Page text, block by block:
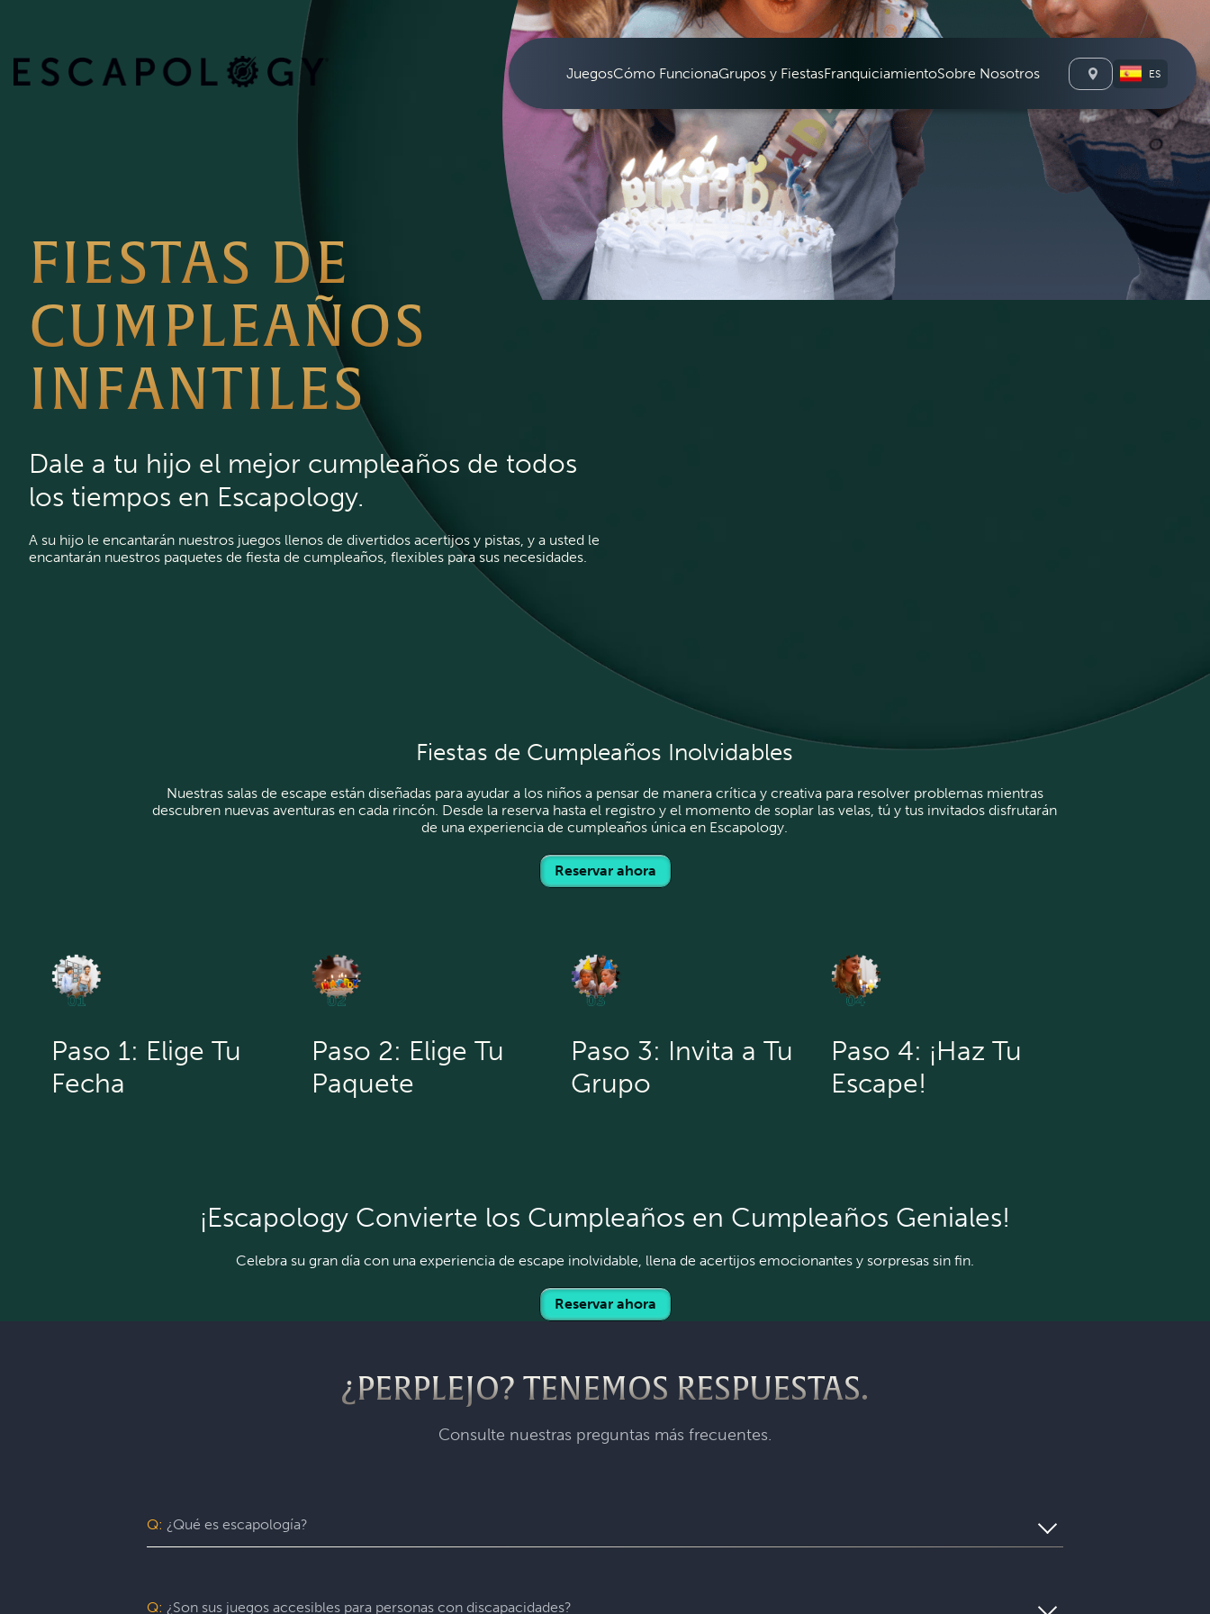
JuegosCómo FuncionaGrupos y FiestasFranquiciamientoSobre Nosotros ES
FIESTAS DE
CUMPLEAÑOS
INFANTILES
Dale a tu hijo el mejor cumpleaños de todos
los tiempos en Escapology.
A su hijo le encantarán nuestros juegos llenos de divertidos acertijos y pistas, y a usted le
encantarán nuestros paquetes de fiesta de cumpleaños, flexibles para sus necesidades.
Fiestas de Cumpleaños Inolvidables
Nuestras salas de escape están diseñadas para ayudar a los niños a pensar de manera crítica y creativa para resolver problemas mientras
descubren nuevas aventuras en cada rincón. Desde la reserva hasta el registro y el momento de soplar las velas, tú y tus invitados disfrutarán
de una experiencia de cumpleaños única en Escapology.
Reservar ahora
Paso 1: Elige Tu
Fecha
Paso 2: Elige Tu
Paquete
Paso 3: Invita a Tu
Grupo
Paso 4: ¡Haz Tu
Escape!
¡Escapology Convierte los Cumpleaños en Cumpleaños Geniales!
Celebra su gran día con una experiencia de escape inolvidable, llena de acertijos emocionantes y sorpresas sin fin.
Reservar ahora
¿PERPLEJO? TENEMOS RESPUESTAS.
Consulte nuestras preguntas más frecuentes.
Q: ¿Qué es escapología?
solo para tu grupo. Durante esta emocionante experiencia de 60 minutos, te sumergirás en una aventura de la vida real con divertidas
Q: ¿Son sus juegos accesibles para personas con discapacidades?